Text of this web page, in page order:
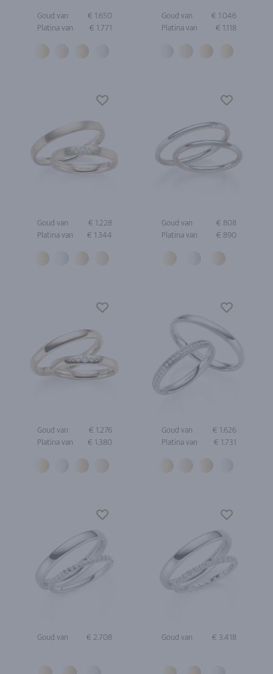
Goud van
€ 1.650
Platina van
€ 1.771
Goud van
€ 1.046
Platina van
€ 1.118
Goud van
€ 1.228
Platina van
€ 1.344
Goud van
€ 808
Platina van
€ 890
Goud van
€ 1.276
Platina van
€ 1.380
Goud van
€ 1.626
Platina van
€ 1.731
Goud van € 2.708 Goud van € 3.418